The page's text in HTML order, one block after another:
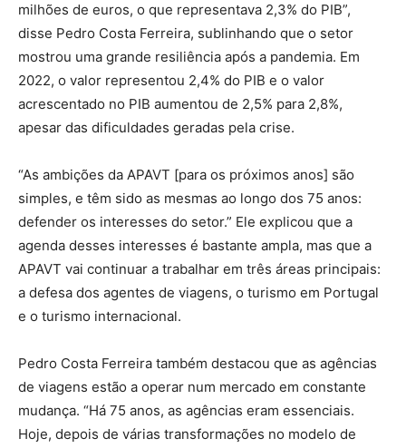
milhões de euros, o que representava 2,3% do PIB”,
disse Pedro Costa Ferreira, sublinhando que o setor
mostrou uma grande resiliência após a pandemia. Em
2022, o valor representou 2,4% do PIB e o valor
acrescentado no PIB aumentou de 2,5% para 2,8%,
apesar das dificuldades geradas pela crise.
“As ambições da APAVT [para os próximos anos] são
simples, e têm sido as mesmas ao longo dos 75 anos:
defender os interesses do setor.” Ele explicou que a
agenda desses interesses é bastante ampla, mas que a
APAVT vai continuar a trabalhar em três áreas principais:
a defesa dos agentes de viagens, o turismo em Portugal
e o turismo internacional.
Pedro Costa Ferreira também destacou que as agências
de viagens estão a operar num mercado em constante
mudança. “Há 75 anos, as agências eram essenciais.
Hoje, depois de várias transformações no modelo de